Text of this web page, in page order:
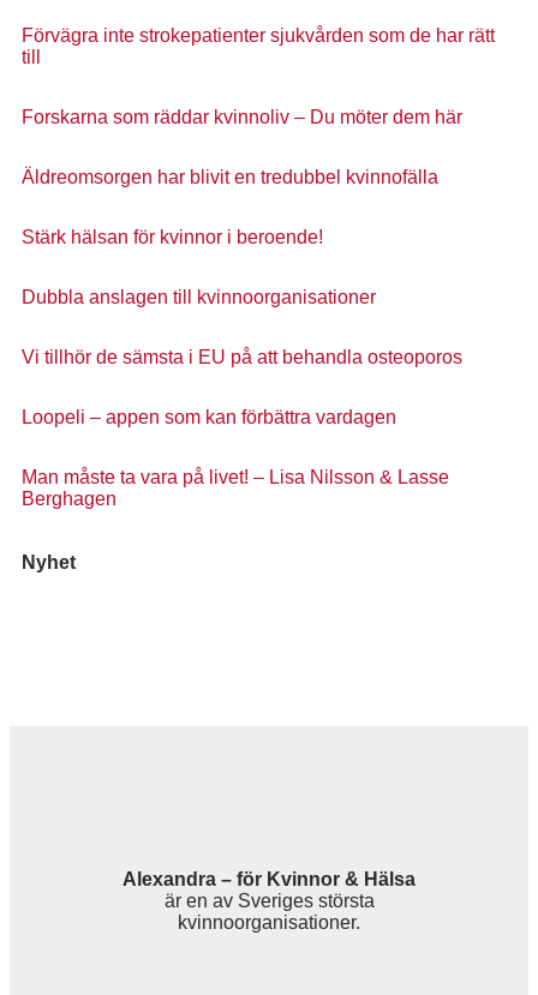
Förvägra inte strokepatienter sjukvården som de har rätt
till
Forskarna som räddar kvinnoliv – Du möter dem här
Äldreomsorgen har blivit en tredubbel kvinnofälla
Stärk hälsan för kvinnor i beroende!
Dubbla anslagen till kvinnoorganisationer
Vi tillhör de sämsta i EU på att behandla osteoporos
Loopeli – appen som kan förbättra vardagen
Man måste ta vara på livet! – Lisa Nilsson & Lasse
Berghagen
Nyhet
Alexandra – för Kvinnor & Hälsa
är en av Sveriges största
kvinnoorganisationer.